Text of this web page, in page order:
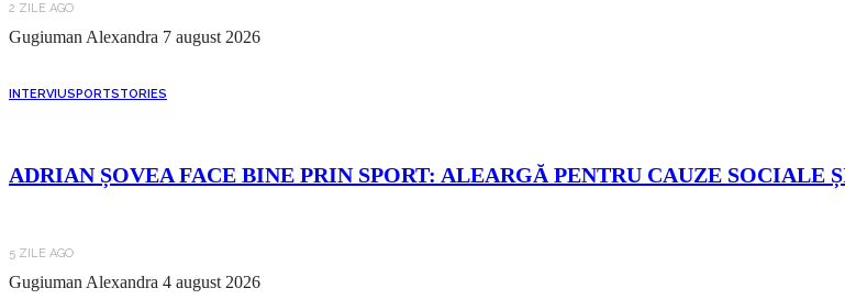
2 ZILE AGO
Gugiuman Alexandra 7 august 2026
INTERVIUSPORTSTORIES
ADRIAN ȘOVEA FACE BINE PRIN SPORT: ALEARGĂ PENTRU CAUZE
5 ZILE AGO
Gugiuman Alexandra 4 august 2026